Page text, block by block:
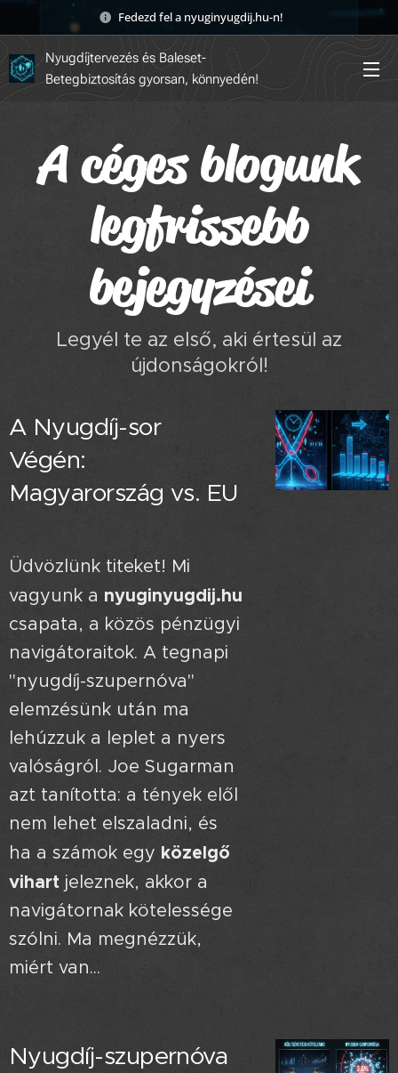
Fedezd fel a nyuginyugdij.hu-n! 🚀
Nyugdíjtervezés és Baleset-
Betegbiztosítás gyorsan, könnyedén!
A céges blogunk
legfrissebb
bejegyzései
Legyél te az első, aki értesül az
újdonságokról!
A Nyugdíj-sor
Végén:
Magyarország vs. EU
Üdvözlünk titeket! Mi
vagyunk a nyuginyugdij.hu
csapata, a közös pénzügyi
navigátoraitok. A tegnapi
"nyugdíj-szupernóva"
elemzésünk után ma
lehúzzuk a leplet a nyers
valóságról. Joe Sugarman
azt tanította: a tények elől
nem lehet elszaladni, és
ha a számok egy közelgő
vihart jeleznek, akkor a
navigátornak kötelessége
szólni. Ma megnézzük,
miért van...
Nyugdíj-szupernóva